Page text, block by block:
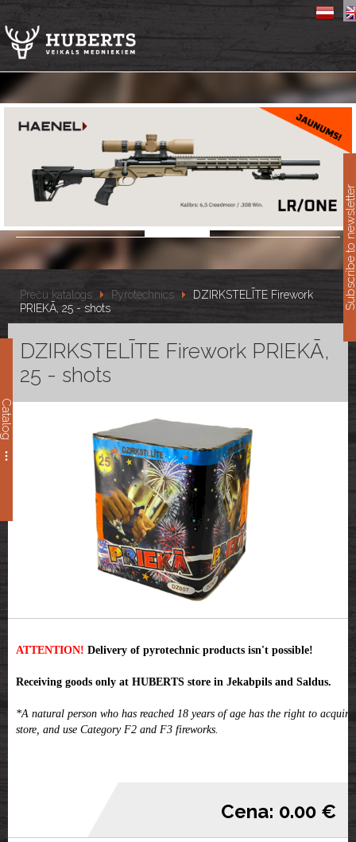
Catalog
Preču katalogs Pyrotechnics
DZIRKSTELĪTE Firework
PRIEKĀ, 25 - shots
DZIRKSTELĪTE Firework PRIEKĀ,
25 - shots
ATTENTION! Delivery of pyrotechnic products isn't possible!
Receiving goods only at HUBERTS store in Jekabpils and Saldus.
*A natural person who has reached 18 years of age has the right to acquire,
store, and use Category F2 and F3 fireworks.
Cena: 0.00 €
Subscribe